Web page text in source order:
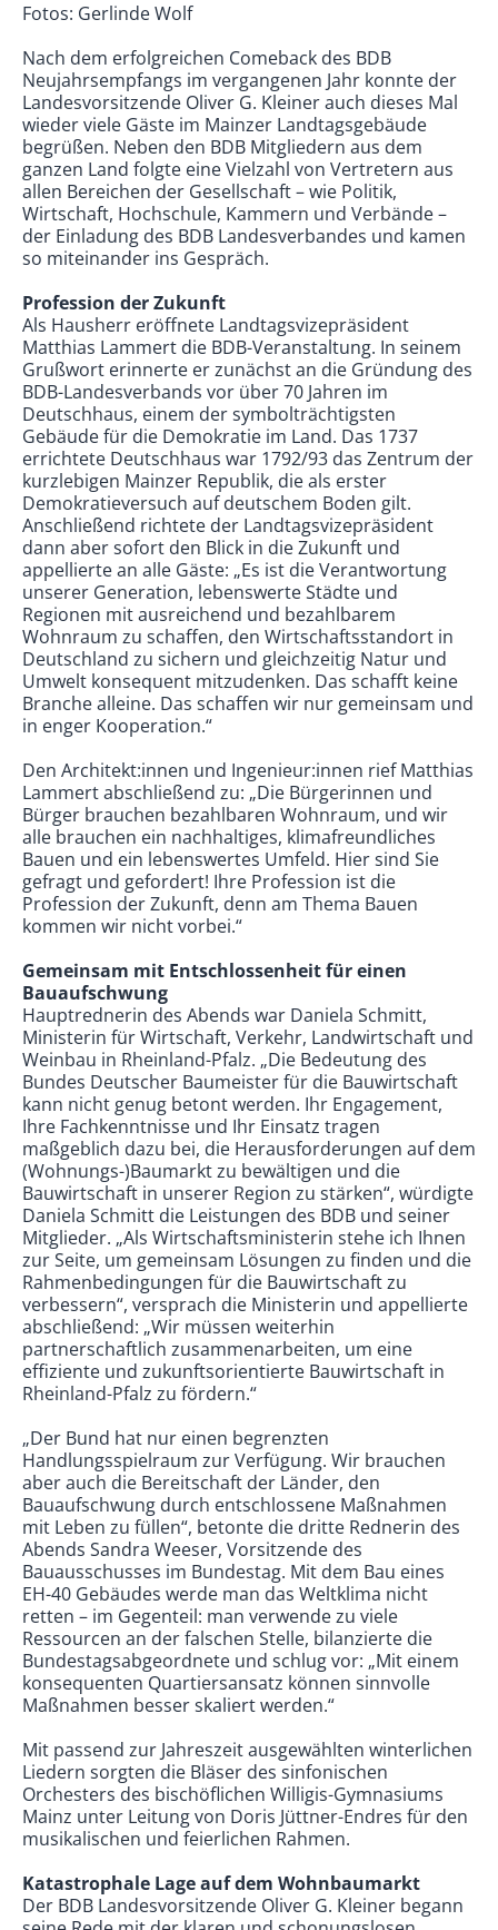
Fotos: Gerlinde Wolf
Nach dem erfolgreichen Comeback des BDB
Neujahrsempfangs im vergangenen Jahr konnte der
Landesvorsitzende Oliver G. Kleiner auch dieses Mal
wieder viele Gäste im Mainzer Landtagsgebäude
begrüßen. Neben den BDB Mitgliedern aus dem
ganzen Land folgte eine Vielzahl von Vertretern aus
allen Bereichen der Gesellschaft – wie Politik,
Wirtschaft, Hochschule, Kammern und Verbände –
der Einladung des BDB Landesverbandes und kamen
so miteinander ins Gespräch.
Profession der Zukunft
Als Hausherr eröffnete Landtagsvizepräsident
Matthias Lammert die BDB-Veranstaltung. In seinem
Grußwort erinnerte er zunächst an die Gründung des
BDB-Landesverbands vor über 70 Jahren im
Deutschhaus, einem der symbolträchtigsten
Gebäude für die Demokratie im Land. Das 1737
errichtete Deutschhaus war 1792/93 das Zentrum der
kurzlebigen Mainzer Republik, die als erster
Demokratieversuch auf deutschem Boden gilt.
Anschließend richtete der Landtagsvizepräsident
dann aber sofort den Blick in die Zukunft und
appellierte an alle Gäste: „Es ist die Verantwortung
unserer Generation, lebenswerte Städte und
Regionen mit ausreichend und bezahlbarem
Wohnraum zu schaffen, den Wirtschaftsstandort in
Deutsch­land zu sichern und gleichzeitig Natur und
Umwelt konsequent mitzudenken. Das schafft keine
Branche alleine. Das schaffen wir nur gemeinsam und
in enger Kooperation.“
Den Architekt:innen und Ingenieur:innen rief Matthias
Lammert abschließend zu: „Die Bürgerinnen und
Bürger brauchen bezahl­baren Wohnraum, und wir
alle brauchen ein nach­haltiges, klimafreundliches
Bauen und ein lebenswertes Umfeld. Hier sind Sie
gefragt und gefordert! Ihre Profession ist die
Profession der Zukunft, denn am Thema Bauen
kommen wir nicht vorbei.“
Gemeinsam mit Entschlossenheit für einen
Bauaufschwung
Hauptrednerin des Abends war Daniela Schmitt,
Ministerin für Wirtschaft, Verkehr, Landwirtschaft und
Weinbau in Rheinland-Pfalz. „Die Bedeutung des
Bundes Deutscher Baumeister für die Bauwirtschaft
kann nicht genug betont werden. Ihr Engagement,
Ihre Fachkenntnisse und Ihr Einsatz tragen
maßgeblich dazu bei, die Herausforderungen auf dem
(Wohnungs-)Baumarkt zu bewältigen und die
Bauwirtschaft in unserer Region zu stärken“, würdigte
Daniela Schmitt die Leistungen des BDB und seiner
Mitglieder. „Als Wirtschaftsministerin stehe ich Ihnen
zur Seite, um gemeinsam Lösungen zu finden und die
Rahmenbedingungen für die Bauwirtschaft zu
verbessern“, versprach die Ministerin und appellierte
abschließend: „Wir müssen weiterhin
partnerschaftlich zusammenarbeiten, um eine
effiziente und zukunftsorientierte Bauwirtschaft in
Rheinland-Pfalz zu fördern.“
„Der Bund hat nur einen begrenzten
Handlungsspielraum zur Verfügung. Wir brauchen
aber auch die Bereitschaft der Länder, den
Bauaufschwung durch entschlossene Maßnahmen
mit Leben zu füllen“, betonte die dritte Rednerin des
Abends Sandra Weeser, Vorsitzende des
Bauausschusses im Bundestag. Mit dem Bau eines
EH-40 Gebäudes werde man das Weltklima nicht
retten – im Gegenteil: man verwende zu viele
Ressourcen an der falschen Stelle, bilanzierte die
Bundestagsabgeordnete und schlug vor: „Mit einem
konsequenten Quartiersansatz können sinnvolle
Maßnahmen besser skaliert werden.“
Mit passend zur Jahreszeit ausgewählten winterlichen
Liedern sorgten die Bläser des sinfonischen
Orchesters des bischöflichen Willigis-Gymnasiums
Mainz unter Leitung von Doris Jüttner-Endres für den
musikalischen und feierlichen Rahmen.
Katastrophale Lage auf dem Wohnbaumarkt
Der BDB Landesvorsitzende Oliver G. Kleiner begann